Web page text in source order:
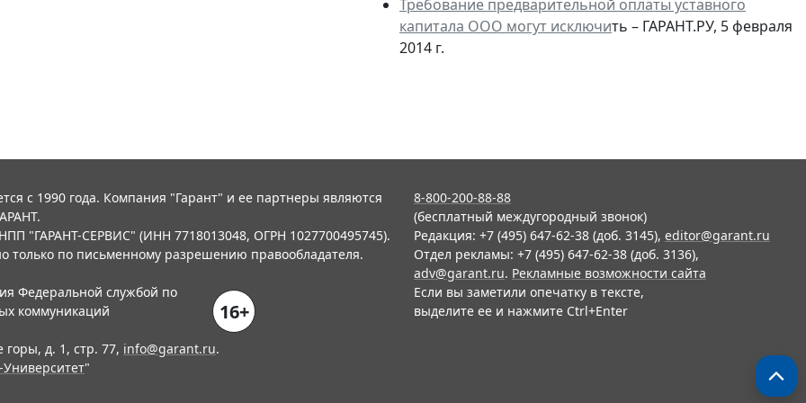
Требование предварительной оплаты уставного
капитала ООО могут исключить – ГАРАНТ.РУ, 5 февраля
2014 г.
с 1990 года. Компания "Гарант" и ее партнеры являются
"ГАРАНТ-СЕРВИС" (ИНН 7718013048, ОГРН 1027700495745).
только по письменному разрешению правообладателя.
Федеральной службой по
коммуникаций
16+
д. 1, стр. 77, info@garant.ru.
Университет"
8-800-200-88-88
(бесплатный междугородный звонок)
Редакция: +7 (495) 647-62-38 (доб. 3145), editor@garant.ru
Отдел рекламы: +7 (495) 647-62-38 (доб. 3136),
adv@garant.ru. Рекламные возможности сайта
Если вы заметили опечатку в тексте,
выделите ее и нажмите Ctrl+Enter